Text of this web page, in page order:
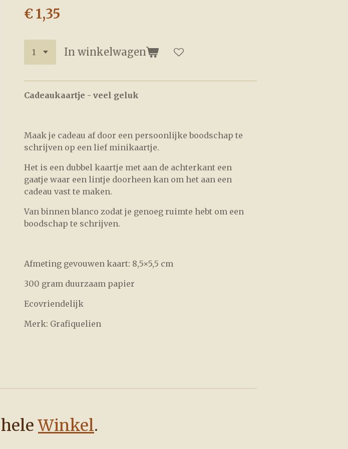
€ 1,35
In winkelwagen
Cadeaukaartje - veel geluk
Maak je cadeau af door een persoonlijke boodschap te
schrijven op een lief minikaartje.
Het is een dubbel kaartje met aan de achterkant een
gaatje waar een lintje doorheen kan om het aan een
cadeau vast te maken.
Van binnen blanco zodat je genoeg ruimte hebt om een
boodschap te schrijven.
Afmeting gevouwen kaart: 8,5×5,5 cm
300 gram duurzaam papier
Ecovriendelijk
Merk: Grafiquelien
Winkel.